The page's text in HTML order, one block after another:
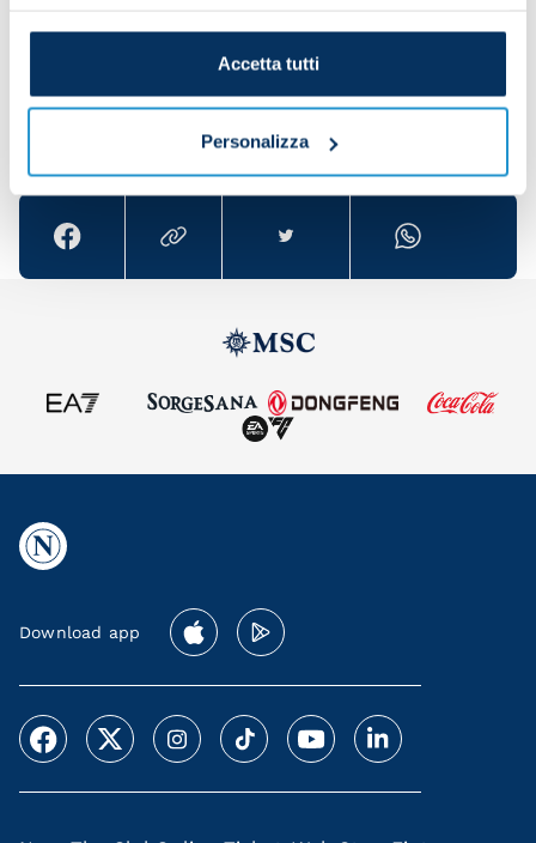
Accetta tutti
Personalizza
Share the article with your friends and support the
Download app